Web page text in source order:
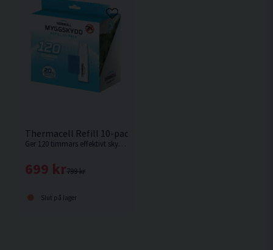
Thermacell Refill 10-pack 120h Skydd
Ger 120 timmars effektivt skydd. Refill att använda till Thermacell mygg- och knottskydd.
799 kr
699 kr
Slut på lager